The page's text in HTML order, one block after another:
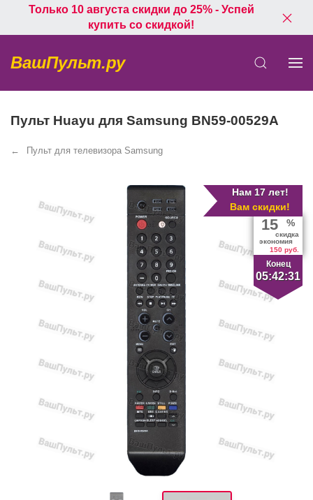
Только 10 августа скидки до 25% - Успей
купить со скидкой!
ВашПульт.ру
Пульт Huayu для Samsung BN59-00529A
Пульт для телевизора Samsung
Нам 17 лет!
Вам скидки!
Конец
05:42:30
15 %
скидка
экономия
150 руб.